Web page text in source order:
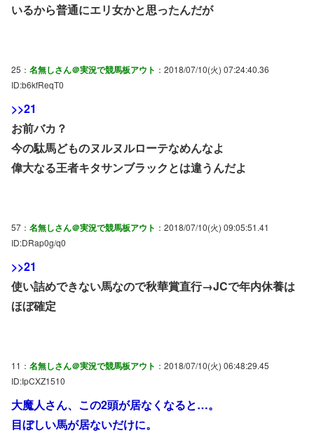
いるから普通にエリ女かと思ったんだが
25： 名無しさん＠実況で競馬板アウト ：2018/07/10(火) 07:24:40.36
ID:b6kfReqT0
>>21
お前バカ？
今の駄馬どものヌルヌルローテなめんなよ
偉大なる王者キタサンブラックとは違うんだよ
57： 名無しさん＠実況で競馬板アウト ：2018/07/10(火) 09:05:51.41
ID:DRap0g/q0
>>21
使い詰めできない馬なので秋華賞直行→JCで年内休養は
ほぼ確定
11： 名無しさん＠実況で競馬板アウト ：2018/07/10(火) 06:48:29.45
ID:IpCXZ1510
大魔人さん、この2頭が居なくなると…。
目ぼしい馬が居ないだけに。